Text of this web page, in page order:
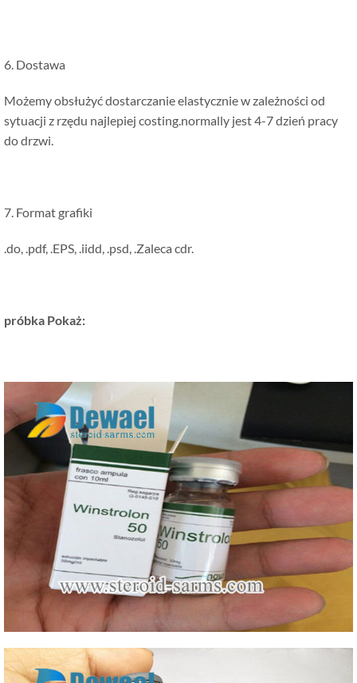
6. Dostawa
Możemy obsłużyć dostarczanie elastycznie w zależności od
sytuacji z rzędu najlepiej costing.normally jest 4-7 dzień pracy
do drzwi.
7. Format grafiki
.do, .pdf, .EPS, .iidd, .psd, .Zaleca cdr.
próbka Pokaż: